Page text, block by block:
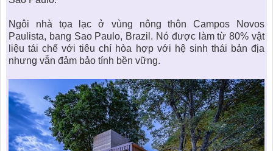
Ngôi nhà tọa lạc ở vùng nông thôn Campos Novos
Paulista, bang Sao Paulo, Brazil. Nó được làm từ 80% vật
liệu tái chế với tiêu chí hòa hợp với hệ sinh thái bản địa
nhưng vẫn đảm bảo tính bền vững.